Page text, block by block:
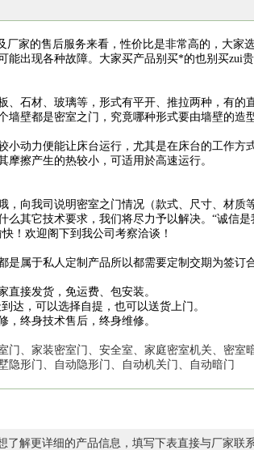
厂家的售后服务来看，性价比是非常高的，大家
能出现各种故障。大家买产品别买*的也别买zui贵
石材、玻璃等，形式有平开、推拉两种，有的
墙壁都是密室之门，究竟哪种形式要由墙壁的造
动力便能让床台运行，尤其是在床台的工作方
摩擦产生的热较小，可适用於高速运行。
向我司说明密室之门情况（款式、尺寸、材质
么其它技术要求，我们将尽力予以解决。“诚信
！欢迎阁下到我公司考察洽谈！
属于私人定制产品所以都需要定制交期为签订
接发货，免运费、包安装。
，可以选择自提，也可以送货上门。
终身技术售后，终身维修。
、家装密室门、安全室、家庭密室机关、密室
隐形门、自动隐形门、自动机关门、自动暗门
了解更详细的产品信息，填写下表直接与厂家联系